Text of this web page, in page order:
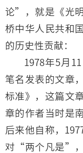
论”，就是《光
桥中华人民共和
的历史性贡献：
1978年5月
笔名发表的文章
标准》，这篇文
章的作者当时是
后来他自称，
对“两个凡是”，